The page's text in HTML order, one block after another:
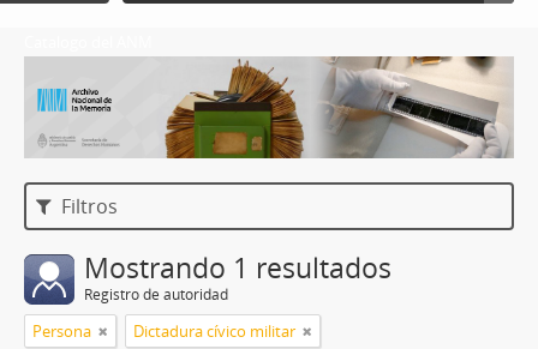
Filtros
Mostrando 1 resultados
Registro de autoridad
Persona Dictadura cívico militar